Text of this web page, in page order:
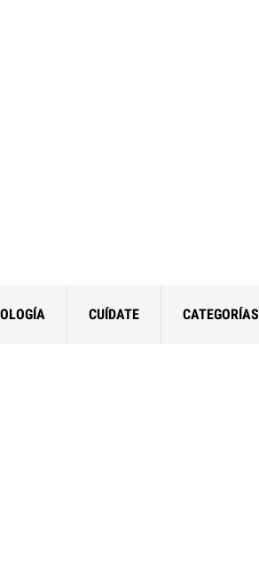
CUÍDATE CATEGORÍAS